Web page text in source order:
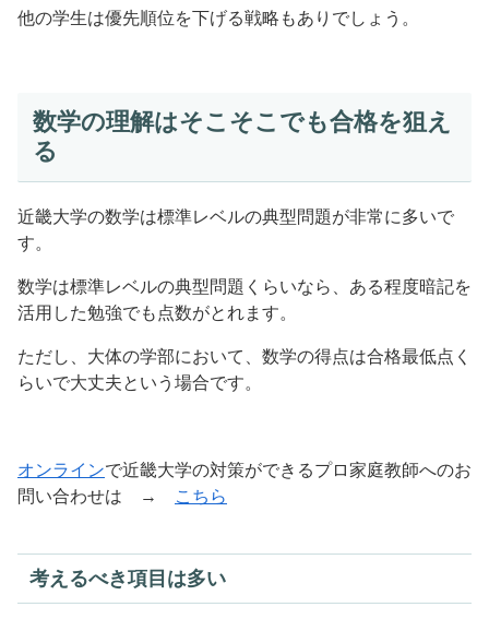
他の学生は優先順位を下げる戦略もありでしょう。
数学の理解はそこそこでも合格を狙え
る
近畿大学の数学は標準レベルの典型問題が非常に多いで
す。
数学は標準レベルの典型問題くらいなら、ある程度暗記を
活用した勉強でも点数がとれます。
ただし、大体の学部において、数学の得点は合格最低点く
らいで大丈夫という場合です。
オンラインで近畿大学の対策ができるプロ家庭教師へのお
問い合わせは →
こちら
考えるべき項目は多い